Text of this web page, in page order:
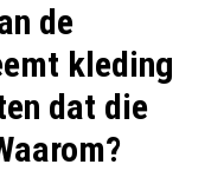
de
kleding
dat die